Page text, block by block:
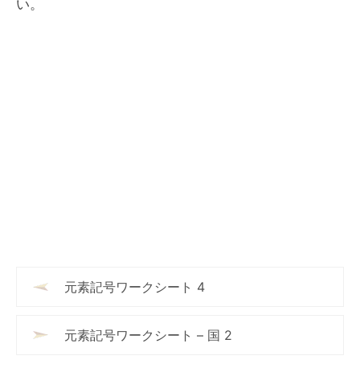
い。
元素記号ワークシート 4
元素記号ワークシート – 国 2